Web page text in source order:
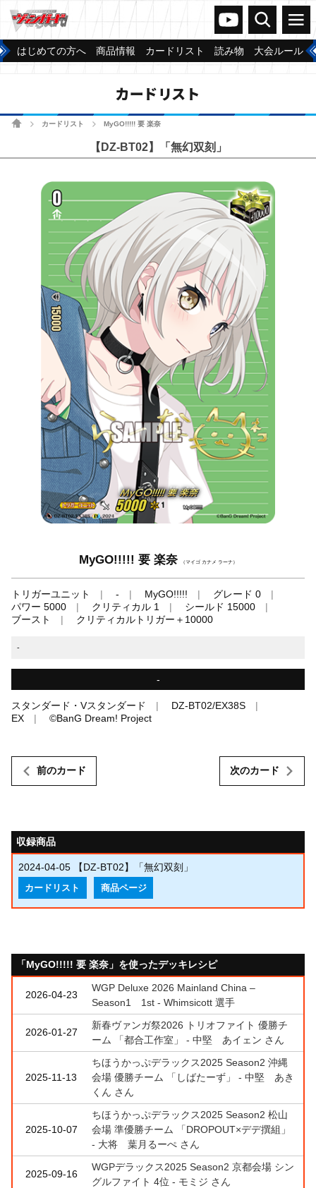
ヴァンガードch
検索 メニュー
はじめての方へ 商品情報 カードリスト 読み物 大会ルール
カードリスト
ホームカードリスト MyGO!!!!! 要 楽奈
【DZ-BT02】「無幻双刻」
MyGO!!!!! 要 楽奈 （マイゴ カナメ ラーナ）
トリガーユニット - MyGO!!!!!
グレード 0
パワー 5000
クリティカル 1
シールド 15000
ブースト
クリティカルトリガー＋10000
-
-
スタンダード・Vスタンダード
DZ-BT02/EX38S
EX
©BanG Dream! Project
前のカード 次のカード
収録商品
2024-04-05 【DZ-BT02】「無幻双刻」
カードリスト 商品ページ
「MyGO!!!!! 要 楽奈」を使ったデッキレシピ
2026-04-23
WGP Deluxe 2026 Mainland China –
Season1 1st - Whimsicott 選手
2026-01-27
新春ヴァンガ祭2026 トリオファイト 優勝チ
ーム 「都合工作室」 - 中堅 あイェン さん
2025-11-13
ちほうかっぷデラックス2025 Season2 沖縄
会場 優勝チーム 「しばたーず」 - 中堅 あき
くん さん
2025-10-07
ちほうかっぷデラックス2025 Season2 松山
会場 準優勝チーム 「DROPOUT×デデ撰組」
- 大将 葉月るーぺ さん
2025-09-16
WGPデラックス2025 Season2 京都会場 シン
グルファイト 4位 - モミジ さん